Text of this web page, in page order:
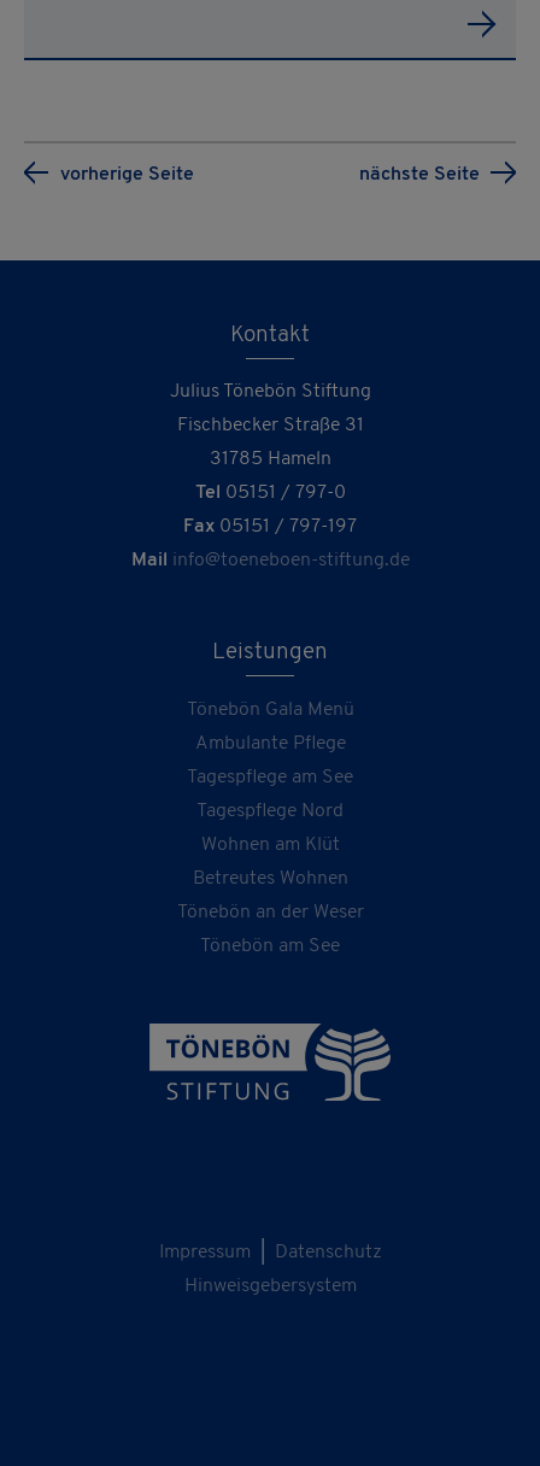
vorherige Seite nächste Seite
Kontakt
Julius Tönebön Stiftung
Fischbecker Straße 31
31785 Hameln
Tel
05151 / 797-0
Fax 05151 / 797-197
Mail
info@toeneboen-stiftung.de
Leistungen
Tönebön Gala Menü
Ambulante Pflege
Tagespflege am See
Tagespflege Nord
Wohnen am Klüt
Betreutes Wohnen
Tönebön an der Weser
Tönebön am See
Impressum
Datenschutz
Hinweisgebersystem